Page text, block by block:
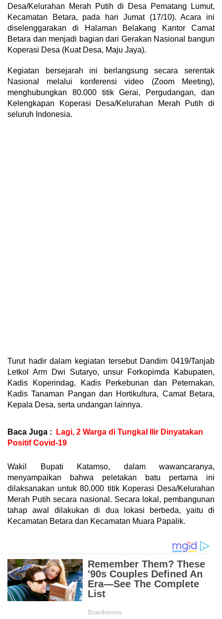
Desa/Kelurahan Merah Putih di Desa Pematang Lumut,
Kecamatan Betara, pada hari Jumat (17/10). Acara ini
diselenggarakan di Halaman Belakang Kantor Camat
Betara dan menjadi bagian dari Gerakan Nasional bangun
Koperasi Desa (Kuat Desa, Maju Jaya).
Kegiatan bersejarah ini berlangsung secara serentak
Nasional melalui konferensi video (Zoom Meeting),
menghubungkan 80.000 titik Gerai, Pergudangan, dan
Kelengkapan Koperasi Desa/Kelurahan Merah Putih di
seluruh Indonesia.
Turut hadir dalam kegiatan tersebut Dandim 0419/Tanjab
Letkol Arm Dwi Sutaryo, unsur Forkopimda Kabupaten,
Kadis Koperindag, Kadis Perkebunan dan Peternakan,
Kadis Tanaman Pangan dan Hortikultura, Camat Betara,
Kepala Desa, serta undangan lainnya.
Baca Juga :
Lagi, 2 Warga di Tungkal Ilir Dinyatakan
Positif Covid-19
Wakil Bupati Katamso, dalam wawancaranya,
menyampaikan bahwa peletakan batu pertama ini
dilaksanakan untuk 80.000 titik Koperasi Desa/Kelurahan
Merah Putih secara nasional. Secara lokal, pembangunan
tahap awal dilakukan di dua lokasi berbeda, yaitu di
Kecamatan Betara dan Kecamatan Muara Papalik.